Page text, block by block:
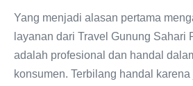
Yang menjadi alasan pertama
layanan dari Travel Gunung Sahari
adalah profesional dan handal
konsumen. Terbilang handal